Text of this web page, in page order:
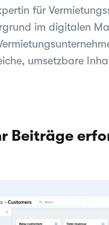
für
im digitalen
umsetzbare
Beiträge